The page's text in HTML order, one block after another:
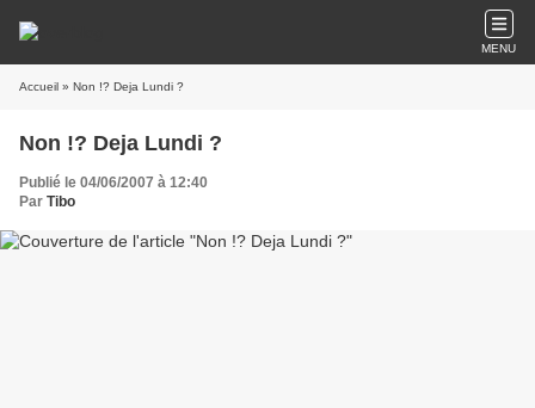
MENU
Accueil » Non !? Deja Lundi ?
Non !? Deja Lundi ?
Publié le 04/06/2007 à 12:40
Par Tibo